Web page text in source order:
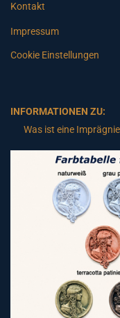
Kontakt
Impressum
Cookie Einstellungen
INFORMATIONEN ZU:
Was ist eine